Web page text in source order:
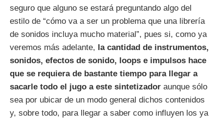
seguro que alguno se estará preguntando algo del
estilo de “cómo va a ser un problema que una librería
de sonidos incluya mucho material”, pues si, como ya
veremos más adelante, la cantidad de instrumentos,
sonidos, efectos de sonido, loops e impulsos hace
que se requiera de bastante tiempo para llegar a
sacarle todo el jugo a este sintetizador aunque sólo
sea por ubicar de un modo general dichos contenidos
y, sobre todo, para llegar a saber como influyen los ya